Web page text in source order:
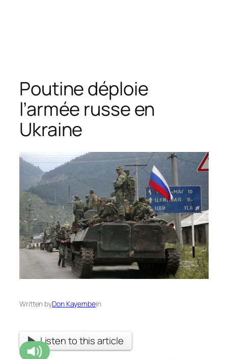
Poutine déploie
l’armée russe en
Ukraine
Written byDon Kayembein
Listen to this article